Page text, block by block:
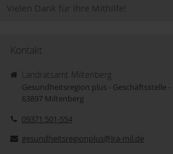
Vielen Dank für Ihre Mithilfe!
Kontakt
Landratsamt Miltenberg
Gesundheitsregion plus - Geschäftsstelle
63897 Miltenberg
09371 501-554
gesundheitsregionplus@lra-mil.de